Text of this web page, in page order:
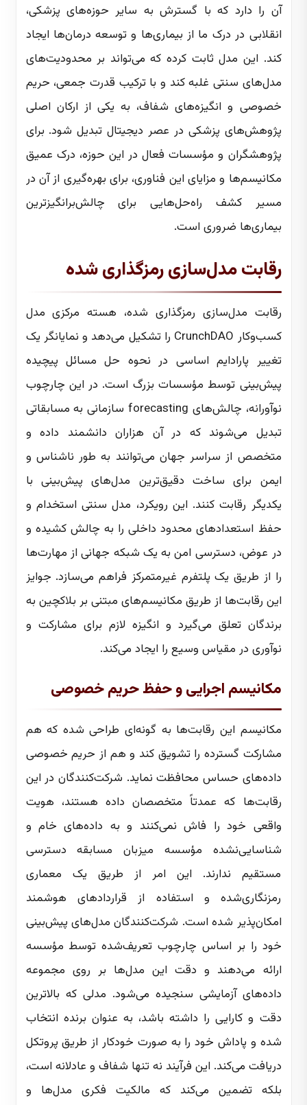
آن را دارد که با گسترش به سایر حوزه‌های پزشکی،
انقلابی در درک ما از بیماری‌ها و توسعه درمان‌ها ایجاد
کند. این مدل ثابت کرده که می‌تواند بر محدودیت‌های
مدل‌های سنتی غلبه کند و با ترکیب قدرت جمعی، حریم
خصوصی و انگیزه‌های شفاف، به یکی از ارکان اصلی
پژوهش‌های پزشکی در عصر دیجیتال تبدیل شود. برای
پژوهشگران و مؤسسات فعال در این حوزه، درک عمیق
مکانیسم‌ها و مزایای این فناوری، برای بهره‌گیری از آن در
مسیر کشف راه‌حل‌هایی برای چالش‌برانگیزترین
بیماری‌ها ضروری است.
رقابت مدل‌سازی رمزگذاری شده
رقابت مدل‌سازی رمزگذاری شده، هسته مرکزی مدل
کسب‌وکار CrunchDAO را تشکیل می‌دهد و نمایانگر یک
تغییر پارادایم اساسی در نحوه حل مسائل پیچیده
پیش‌بینی توسط مؤسسات بزرگ است. در این چارچوب
نوآورانه، چالش‌های forecasting سازمانی به مسابقاتی
تبدیل می‌شوند که در آن هزاران دانشمند داده و
متخصص از سراسر جهان می‌توانند به طور ناشناس و
ایمن برای ساخت دقیق‌ترین مدل‌های پیش‌بینی با
یکدیگر رقابت کنند. این رویکرد، مدل سنتی استخدام و
حفظ استعدادهای محدود داخلی را به چالش کشیده و
در عوض، دسترسی امن به یک شبکه جهانی از مهارت‌ها
را از طریق یک پلتفرم غیرمتمرکز فراهم می‌سازد. جوایز
این رقابت‌ها از طریق مکانیسم‌های مبتنی بر بلاکچین به
برندگان تعلق می‌گیرد و انگیزه لازم برای مشارکت و
نوآوری در مقیاس وسیع را ایجاد می‌کند.
مکانیسم اجرایی و حفظ حریم خصوصی
مکانیسم این رقابت‌ها به گونه‌ای طراحی شده که هم
مشارکت گسترده را تشویق کند و هم از حریم خصوصی
داده‌های حساس محافظت نماید. شرکت‌کنندگان در این
رقابت‌ها که عمدتاً متخصصان داده هستند، هویت
واقعی خود را فاش نمی‌کنند و به داده‌های خام و
شناسایی‌نشده مؤسسه میزبان مسابقه دسترسی
مستقیم ندارند. این امر از طریق یک معماری
رمزنگاری‌شده و استفاده از قراردادهای هوشمند
امکان‌پذیر شده است. شرکت‌کنندگان مدل‌های پیش‌بینی
خود را بر اساس چارچوب تعریف‌شده توسط مؤسسه
ارائه می‌دهند و دقت این مدل‌ها بر روی مجموعه
داده‌های آزمایشی سنجیده می‌شود. مدلی که بالاترین
دقت و کارایی را داشته باشد، به عنوان برنده انتخاب
شده و پاداش خود را به صورت خودکار از طریق پروتکل
دریافت می‌کند. این فرآیند نه تنها شفاف و عادلانه است،
بلکه تضمین می‌کند که مالکیت فکری مدل‌ها و